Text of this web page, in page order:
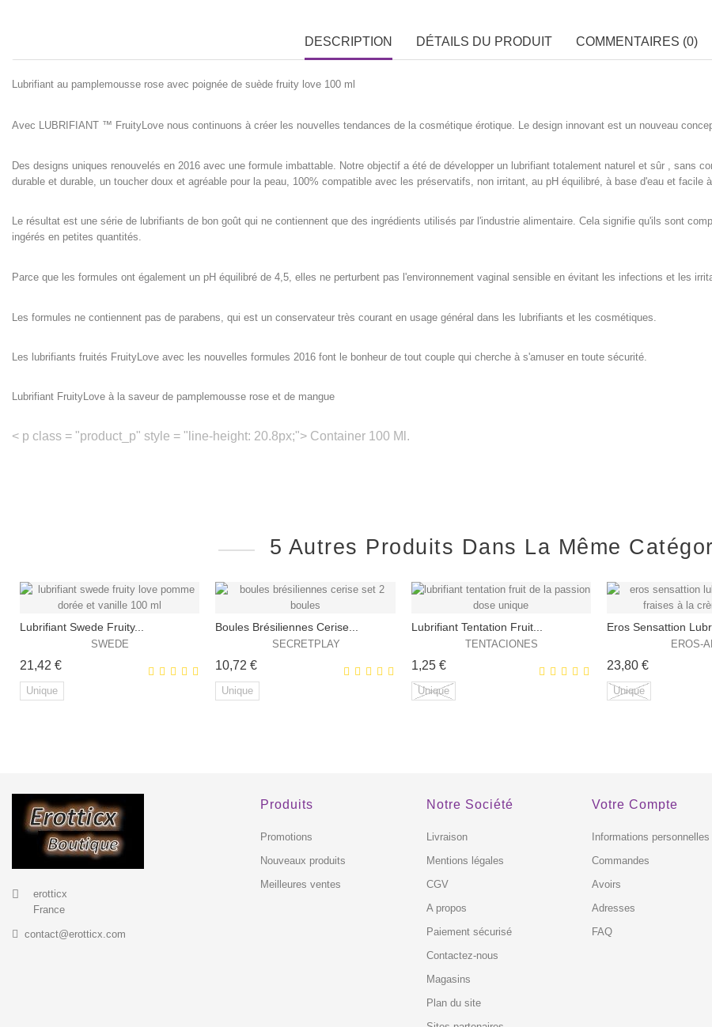
DESCRIPTION DÉTAILS DU PRODUIT COMMENTAIRES (0)
Lubrifiant au pamplemousse rose avec poignée de suède fruity love 100 ml
Avec LUBRIFIANT ™ FruityLove nous continuons à créer les nouvelles tendances de la cosmétique érotique. Le design innovant est un nouveau
Des designs uniques renouvelés en 2016 avec une formule imbattable. Notre objectif a été de développer un lubrifiant totalement naturel et sûr , sans
durable et durable, un toucher doux et agréable pour la peau, 100% compatible avec les préservatifs, non irritant, au pH équilibré, à base d'eau et facile
Le résultat est une série de lubrifiants de bon goût qui ne contiennent que des ingrédients utilisés par l'industrie alimentaire. Cela signifie qu'ils sont
ingérés en petites quantités.
Parce que les formules ont également un pH équilibré de 4,5, elles ne perturbent pas l'environnement vaginal sensible en évitant les infections et les
Les formules ne contiennent pas de parabens, qui est un conservateur très courant en usage général dans les lubrifiants et les cosmétiques.
Les lubrifiants fruités FruityLove avec les nouvelles formules 2016 font le bonheur de tout couple qui cherche à s'amuser en toute sécurité.
Lubrifiant FruityLove à la saveur de pamplemousse rose et de mangue
< p class = "product_p" style = "line-height: 20.8px;"> Container 100 Ml.
5 Autres Produits Dans La Même
Lubrifiant Swede Fruity...
SWEDE
21,42 €Prix
Unique
Boules Brésiliennes Cerise...
SECRETPLAY
10,72 €Prix
Unique
HORS STOCK
Lubrifiant Tentation Fruit...
TENTACIONES
1,25 €Prix
Unique
HORS STOCK
Eros Sensattion
EROS-
23,80 €Prix
Unique
erotticx
France
contact@erotticx.com
Produits
Promotions
Nouveaux produits
Meilleures ventes
Notre Société
Livraison
Mentions légales
CGV
A propos
Paiement sécurisé
Contactez-nous
Magasins
Plan du site
Votre Compte
Informations personnelles
Commandes
Avoirs
Adresses
FAQ